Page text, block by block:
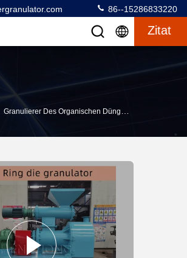
86--15286833220
Zitat
Granulierer Des Organischen Düngemittels